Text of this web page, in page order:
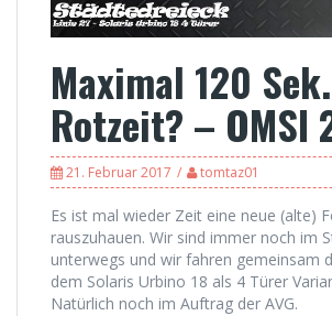
Maximal 120 Sek.
Rotzeit? – OMSI
21. Februar 2017 tomtaz01
Es ist mal wieder Zeit eine neue (alte)
rauszuhauen. Wir sind immer noch im
unterwegs und wir fahren gemeinsam
dem Solaris Urbino 18 als 4 Türer
Natürlich noch im Auftrag der AVG.